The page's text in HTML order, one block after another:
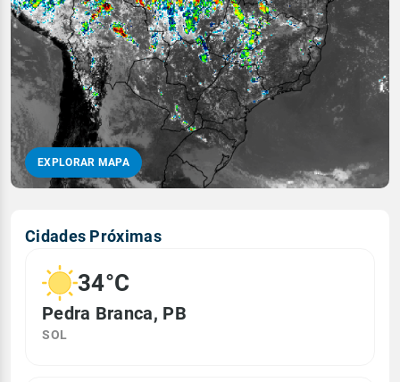
EXPLORAR MAPA
Cidades Próximas
34°C
Pedra Branca, PB
SOL